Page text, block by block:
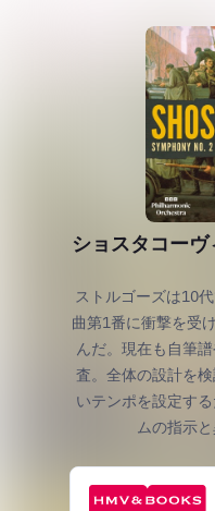
ショスタコー
ストルゴーズは10
曲第1番に衝撃を受
んだ。現在も自筆
査。全体の設計を
いテンポを設定す
ムの指示と